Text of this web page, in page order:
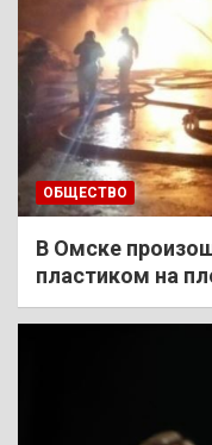
ОБЩЕСТВО
В Омске
пластиком на